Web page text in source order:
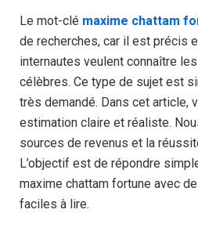
Le mot-clé maxime chattam
de recherches, car il est précis
internautes veulent connaître
célèbres. Ce type de sujet est
très demandé. Dans cet article,
estimation claire et réaliste.
sources de revenus et la
L’objectif est de répondre
maxime chattam fortune avec
faciles à lire.